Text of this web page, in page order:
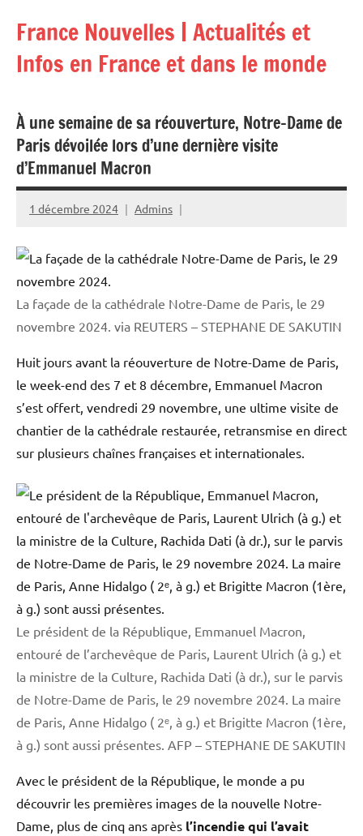
contenu
France Nouvelles | Actualités et
Infos en France et dans le monde
À une semaine de sa réouverture, Notre-Dame de
Paris dévoilée lors d’une dernière visite
d’Emmanuel Macron
1 décembre 2024 Admins
La façade de la cathédrale Notre-Dame de Paris, le 29
novembre 2024. via REUTERS – STEPHANE DE SAKUTIN
Huit jours avant la réouverture de Notre-Dame de Paris,
le week-end des 7 et 8 décembre, Emmanuel Macron
s’est offert, vendredi 29 novembre, une ultime visite de
chantier de la cathédrale restaurée, retransmise en direct
sur plusieurs chaînes françaises et internationales.
Le président de la République, Emmanuel Macron,
entouré de l’archevêque de Paris, Laurent Ulrich (à g.) et
la ministre de la Culture, Rachida Dati (à dr.), sur le parvis
de Notre-Dame de Paris, le 29 novembre 2024. La maire
de Paris, Anne Hidalgo ( 2ᵉ, à g.) et Brigitte Macron (1ère,
à g.) sont aussi présentes. AFP – STEPHANE DE SAKUTIN
Avec le président de la République, le monde a pu
découvrir les premières images de la nouvelle Notre-
Dame, plus de cinq ans après l’incendie qui l’avait